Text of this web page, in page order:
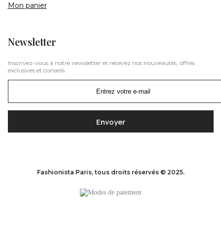
Mon panier
Newsletter
Inscrivez-vous à notre newsletter et recevez nos nouveautés, offres
exclusives et conseils.
Fashionista Paris, tous droits réservés © 2025.